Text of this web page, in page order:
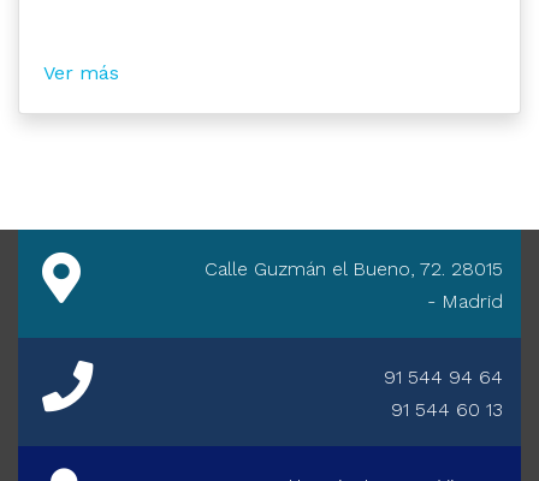
Ver más
Calle Guzmán el Bueno, 72. 28015
- Madrid
91 544 94 64
91 544 60 13